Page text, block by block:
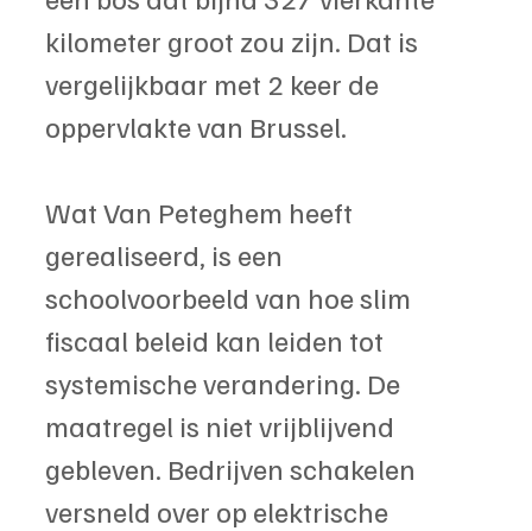
kilometer groot zou zijn. Dat is
vergelijkbaar met 2 keer de
oppervlakte van Brussel.
Wat Van Peteghem heeft
gerealiseerd, is een
schoolvoorbeeld van hoe slim
fiscaal beleid kan leiden tot
systemische verandering. De
maatregel is niet vrijblijvend
gebleven. Bedrijven schakelen
versneld over op elektrische